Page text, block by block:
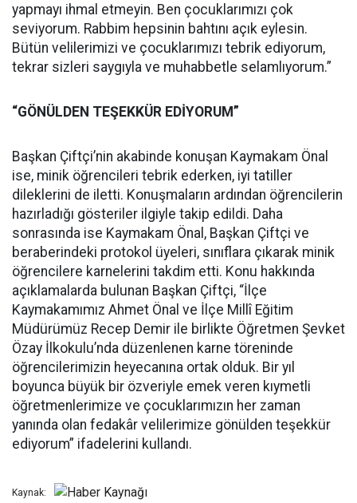
yapmayı ihmal etmeyin. Ben çocuklarımızı çok
seviyorum. Rabbim hepsinin bahtını açık eylesin.
Bütün velilerimizi ve çocuklarımızı tebrik ediyorum,
tekrar sizleri saygıyla ve muhabbetle selamlıyorum.”
“GÖNÜLDEN TEŞEKKÜR EDİYORUM”
Başkan Çiftçi’nin akabinde konuşan Kaymakam Önal
ise, minik öğrencileri tebrik ederken, iyi tatiller
dileklerini de iletti. Konuşmaların ardından öğrencilerin
hazırladığı gösteriler ilgiyle takip edildi. Daha
sonrasında ise Kaymakam Önal, Başkan Çiftçi ve
beraberindeki protokol üyeleri, sınıflara çıkarak minik
öğrencilere karnelerini takdim etti. Konu hakkında
açıklamalarda bulunan Başkan Çiftçi, “İlçe
Kaymakamımız Ahmet Önal ve İlçe Millî Eğitim
Müdürümüz Recep Demir ile birlikte Öğretmen Şevket
Özay İlkokulu’nda düzenlenen karne töreninde
öğrencilerimizin heyecanına ortak olduk. Bir yıl
boyunca büyük bir özveriyle emek veren kıymetli
öğretmenlerimize ve çocuklarımızın her zaman
yanında olan fedakâr velilerimize gönülden teşekkür
ediyorum” ifadelerini kullandı.
Kaynak: